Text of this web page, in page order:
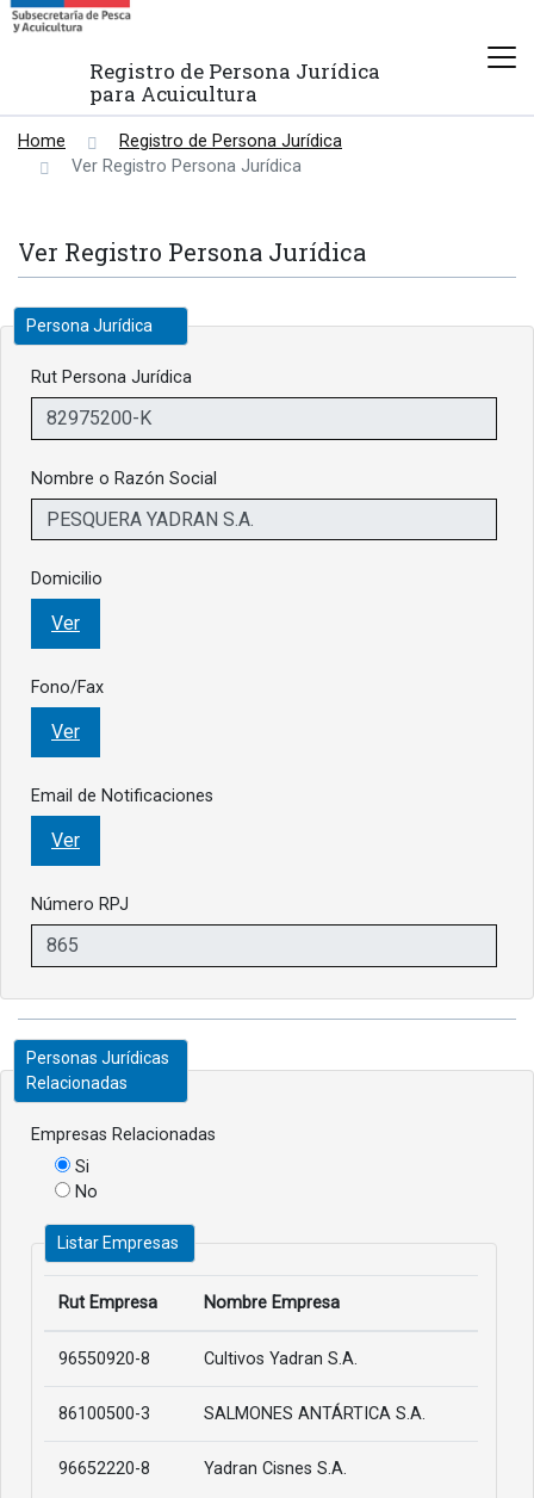
Registro de Persona Jurídica
para Acuicultura
Home
Registro de Persona Jurídica
Ver Registro Persona Jurídica
Ver Registro Persona Jurídica
Persona Jurídica
Rut Persona Jurídica
Nombre o Razón Social
Domicilio
Ver
Fono/Fax
Ver
Email de Notificaciones
Ver
Número RPJ
Personas Jurídicas
Relacionadas
Empresas Relacionadas
Si
No
Listar Empresas
Rut Empresa Nombre Empresa
96550920-8 Cultivos Yadran S.A.
86100500-3 SALMONES ANTÁRTICA S.A.
96652220-8 Yadran Cisnes S.A.